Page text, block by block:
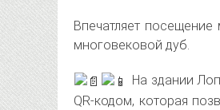
Впечатляет
многовековой дуб.
На здании
QR-кодом, которая